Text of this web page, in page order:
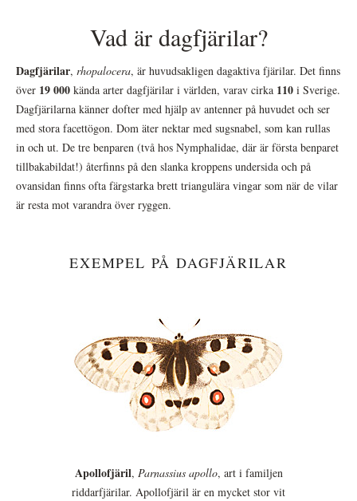
Vad är dagfjärilar?
Dagfjärilar, rhopalocera, är huvudsakligen dagaktiva fjärilar. Det finns
över 19 000 kända arter dagfjärilar i världen, varav cirka 110 i Sverige.
Dagfjärilarna känner dofter med hjälp av antenner på huvudet och ser
med stora facettögon. Dom äter nektar med sugsnabel, som kan rullas
in och ut. De tre benparen (två hos Nymphalidae, där är första benparet
tillbakabildat!) återfinns på den slanka kroppens undersida och på
ovansidan finns ofta färgstarka brett triangulära vingar som när de vilar
är resta mot varandra över ryggen.
EXEMPEL PÅ DAGFJÄRILAR
Apollofjäril, Parnassius apollo, art i familjen
riddarfjärilar. Apollofjäril är en mycket stor vit